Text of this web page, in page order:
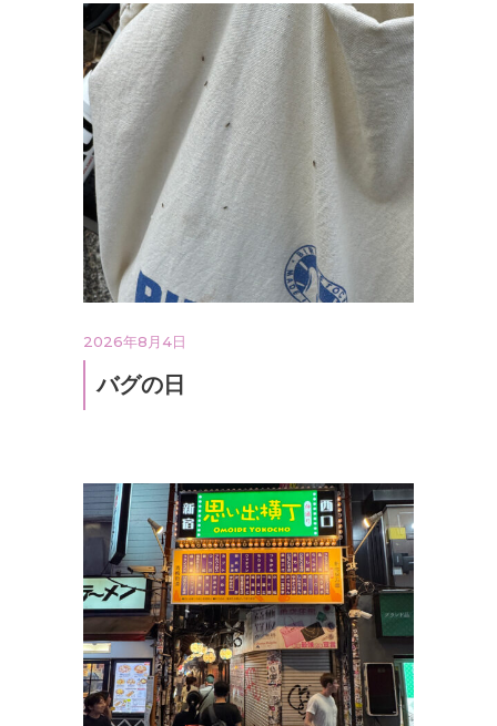
2026年8月4日
バグの日